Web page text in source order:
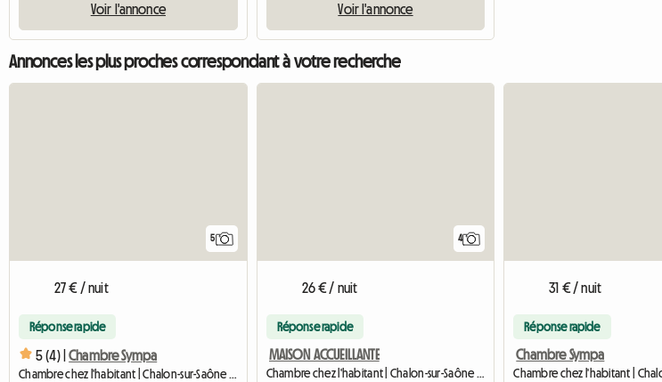
Voir l'annonce Voir l'annonce
Annonces les plus proches correspondant à votre recherche
5
27 € / nuit
Réponse rapide
5 (4) | Chambre Sympa
Chambre chez l'habitant | Chalon-sur-Saône (71100) | 80 M2
4
26 € / nuit
Réponse rapide
MAISON ACCUEILLANTE
Chambre chez l'habitant | Chalon-sur-Saône (71100) | 80 M2
31 € / nuit
Réponse rapide
Chambre Sympa